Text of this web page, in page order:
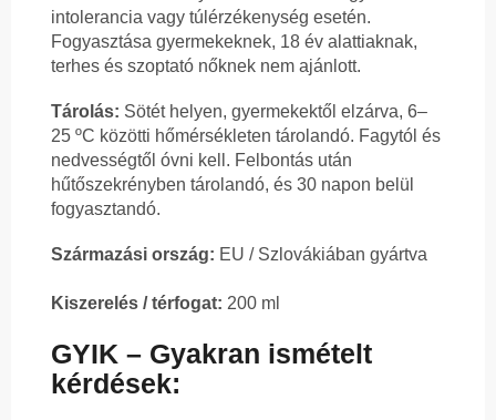
intolerancia vagy túlérzékenység esetén.
Fogyasztása gyermekeknek, 18 év alattiaknak,
terhes és szoptató nőknek nem ajánlott.
Tárolás: Sötét helyen, gyermekektől elzárva, 6–
25 ºC közötti hőmérsékleten tárolandó. Fagytól és
nedvességtől óvni kell. Felbontás után
hűtőszekrényben tárolandó, és 30 napon belül
fogyasztandó.
Származási ország: EU / Szlovákiában gyártva
Kiszerelés / térfogat: 200 ml
GYIK – Gyakran ismételt
kérdések: